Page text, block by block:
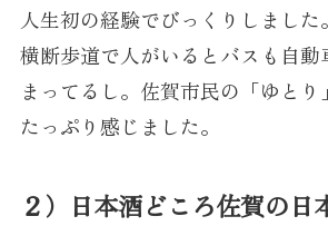
人生初の経験でびっくりしました
横断歩道で人がいるとバスも自動
まってるし。佐賀市民の「ゆと
たっぷり感じました。
２）日本酒どころ佐賀の日